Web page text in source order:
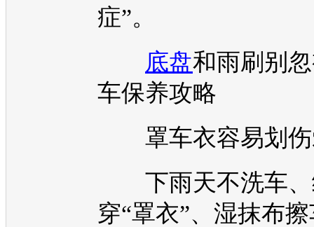
症”。
底盘和雨刷别
车保养攻略
罩车衣容易划伤
下雨天不洗车、
穿“罩衣”、湿抹布